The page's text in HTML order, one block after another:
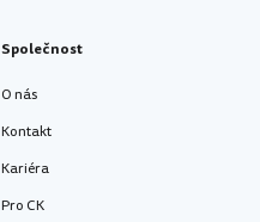
Společnost
O nás
Kontakt
Kariéra
Pro CK